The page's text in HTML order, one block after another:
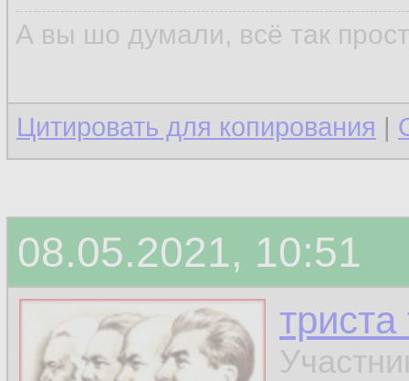
А вы шо думали, всё так
Цитировать для копирования |
08.05.2021, 10:51